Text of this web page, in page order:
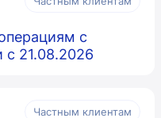
с
21.08.2026
Частным клиентам